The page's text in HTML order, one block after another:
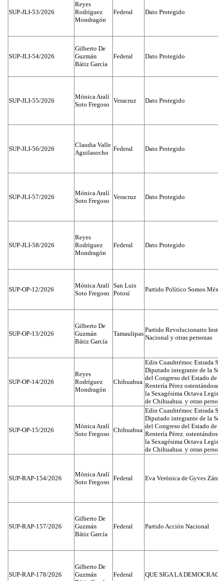
SUP-JLI-53/2026
Reyes
Rodríguez
Mondragón
Federal Dato Protegido
SUP-JLI-54/2026
Gilberto De
Guzmán
Bátiz García
Federal Dato Protegido
SUP-JLI-55/2026
Mónica Aralí
Soto Fregoso
Veracruz Dato Protegido
SUP-JLI-56/2026
Claudia Valle
Aguilasocho
Federal Dato Protegido
SUP-JLI-57/2026
Mónica Aralí
Soto Fregoso
Veracruz Dato Protegido
SUP-JLI-58/2026
Reyes
Rodríguez
Mondragón
Federal Dato Protegido
SUP-OP-12/2026
Mónica Aralí
Soto Fregoso
San Luis
Potosí
Partido Político Somos
SUP-OP-13/2026
Gilberto De
Guzmán
Bátiz García
Tamaulipas
Partido Revolucionario
Nacional y otras personas
SUP-OP-14/2026
Reyes
Rodríguez
Mondragón
Chihuahua
Edin Cuauhtémoc Estrada
Diputado integrante de la
del Congreso del Estado
Rentería Pérez
la Sexagésima Octava
de Chihuahua. y otras
SUP-OP-15/2026
Mónica Aralí
Soto Fregoso
Chihuahua
Edin Cuauhtémoc Estrada
Diputado integrante de la
del Congreso del Estado
Rentería Pérez.
la Sexagésima Octava
de Chihuahua. y otras
SUP-RAP-154/2026
Mónica Aralí
Soto Fregoso
Federal Eva Verónica de Gyves
SUP-RAP-157/2026
Gilberto De
Guzmán
Bátiz García
Federal Partido Acción Nacional
SUP-RAP-178/2026
Gilberto De
Guzmán
Federal QUE SIGA LA